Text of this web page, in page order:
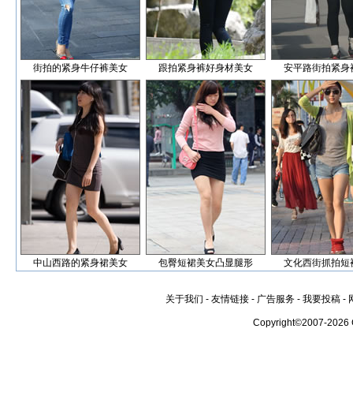
街拍的紧身牛仔裤美女 跟拍紧身裤好身材美女 安平路街拍紧身
中山西路的紧身裙美女 包臀短裙美女凸显腿形 文化西街抓拍短
关于我们 - 友情链接 - 广告服务 - 我要投稿 -
Copyright©2007-2026